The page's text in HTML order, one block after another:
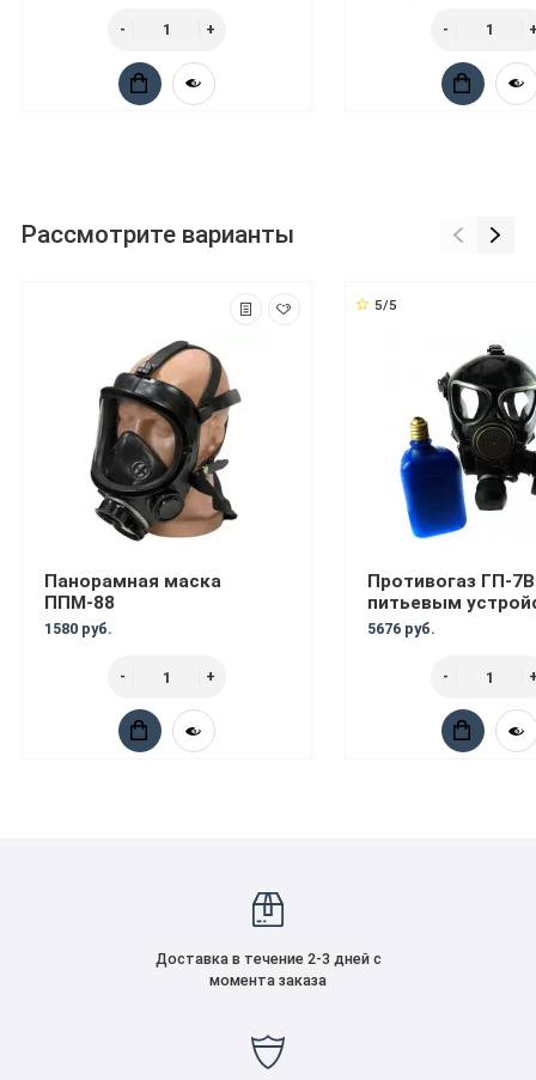
Рассмотрите варианты
Панорамная маска
ППМ-88
1580 руб.
5/5
Противогаз ГП-
питьевым
5676 руб.
Доставка в течение 2-3 дней с
момента заказа